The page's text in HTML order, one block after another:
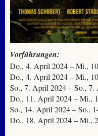
Vorführungen:
Do., 4. April 2024 – Mi.,
Do., 4. April 2024 – Mi.,
So., 7. April 2024 – So.,
Do., 11. April 2024 – Mi.,
So., 14. April 2024 – So.,
Do., 18. April 2024 – Mi.,